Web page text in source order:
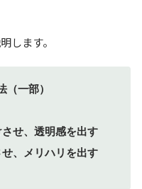
します。
（一部）
せ、透明感を出す
、メリハリを出す